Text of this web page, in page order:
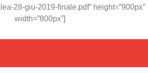
28-giu-2019-finale.pdf” height=”900px”
width=”800px”]